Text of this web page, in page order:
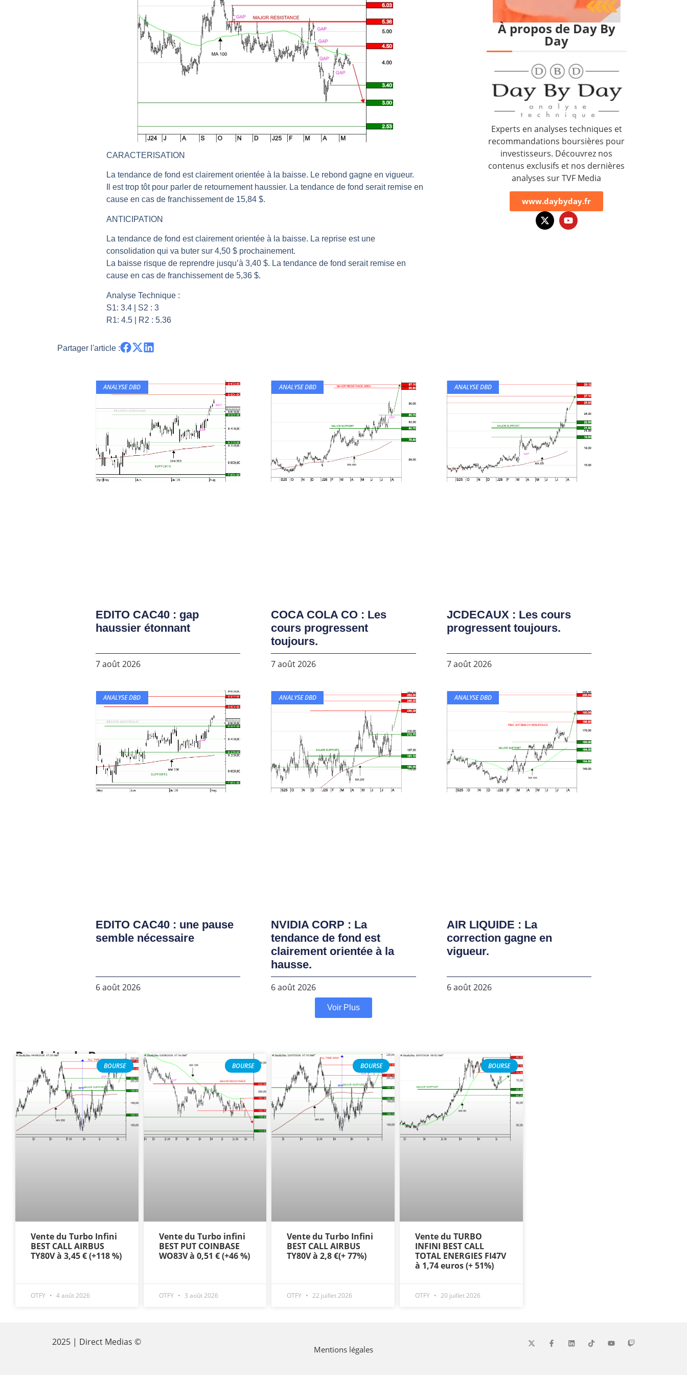
REMY COINTREAU : Le rebond est-il enfin confirmé ? | Daniel Cohen de Lara – Market Movers
TELEPERFORMANCE : Faut-il acheter avant les résultats ? | Daniel Cohen de Lara – Market Movers
CAC 40 : Vers un nouveau record ? Analyse avant la décision de la Fed | Denis Desclos – Chrono CAC
Christian Parisot : Les marchés à l’épreuve des signaux | Interview Économique
Bernard Prats-Desclaux : Penser les marchés à l’ère des ruptures | Interview Littéraire
S&P500 : Des records, mais toujours de la vigueur | Ludovick Bertola – Les Echos de Wall Street
NASDAQ : La tendance haussière reste intacte | Ludovick Bertola – Les Echos de Wall Street
SAP : Les acheteurs gardent la main | Bernard Prats-Desclaux – Market Movers
GBP/USD : Un premier ministre déjà sur le scelette | Philippe Lhermie – Flash Forex
EUR/USD : Une réunion à priori sans saveur | Philippe Lhermie – Flash Forex
Pourquoi 6 guerres explosent en même temps cette semaine | par Louis-Antoine Michelet
Les investisseurs y croient toujours | Point Stratégique Hebdomadaire – Éric Galiègue
Une inertie haussière qui ralentit | Antoine Quesada – Chrono CAC
WTI : Explosion mais réserves au plus bas | Denis Desclos – Market Movers
CARACTERISATION
La tendance de fond est clairement orientée à la baisse. Le rebond gagne en vigueur.
Il est trop tôt pour parler de retournement haussier. La tendance de fond serait remise en
cause en cas de franchissement de 15,84 $.
ANTICIPATION
La tendance de fond est clairement orientée à la baisse. La reprise est une
consolidation qui va buter sur 4,50 $ prochainement.
La baisse risque de reprendre jusqu’à 3,40 $. La tendance de fond serait remise en
cause en cas de franchissement de 5,36 $.
Analyse Technique :
S1: 3.4 | S2 : 3
R1: 4.5 | R2 : 5.36
Partager l'article :
À propos de Day By
Day
Experts en analyses techniques et
recommandations boursières pour
investisseurs. Découvrez nos
contenus exclusifs et nos dernières
analyses sur TVF Media
www.daybyday.fr
ANALYSE DBD
EDITO CAC40 : gap
haussier étonnant
7 août 2026
ANALYSE DBD
COCA COLA CO : Les
cours progressent
toujours.
7 août 2026
ANALYSE DBD
JCDECAUX : Les cours
progressent toujours.
7 août 2026
ANALYSE DBD
EDITO CAC40 : une pause
semble nécessaire
6 août 2026
ANALYSE DBD
NVIDIA CORP : La
tendance de fond est
clairement orientée à la
hausse.
6 août 2026
ANALYSE DBD
AIR LIQUIDE : La
correction gagne en
vigueur.
6 août 2026
Voir Plus
Produits de Bourse
BOURSE
Vente du Turbo Infini
BEST CALL AIRBUS
TY80V à 3,45 € (+118 %)
OTFY 4 août 2026
BOURSE
Vente du Turbo infini
BEST PUT COINBASE
WO83V à 0,51 € (+46 %)
OTFY 3 août 2026
BOURSE
Vente du Turbo Infini
BEST CALL AIRBUS
TY80V à 2,8 €(+ 77%)
OTFY 22 juillet 2026
BOURSE
Vente du TURBO
INFINI BEST CALL
TOTAL ENERGIES FI47V
à 1,74 euros (+ 51%)
OTFY 20 juillet 2026
2025 | Direct Medias ©
Mentions légales